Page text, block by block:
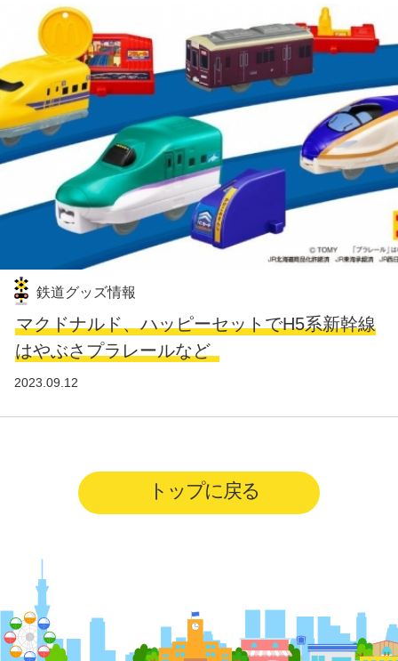
鉄道グッズ情報
マクドナルド、ハッピーセットでH5系新幹線
はやぶさプラレールなど
2023.09.12
トップに戻る